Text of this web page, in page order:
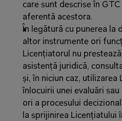
care sunt descrise în
aferentă acestora.
În legătură cu punerea la
altor instrumente ori
Licențiatorul nu
asistență juridică,
și, în niciun caz, utilizarea
înlocuirii unei evaluări
ori a procesului
la sprijinirea Licențiatului